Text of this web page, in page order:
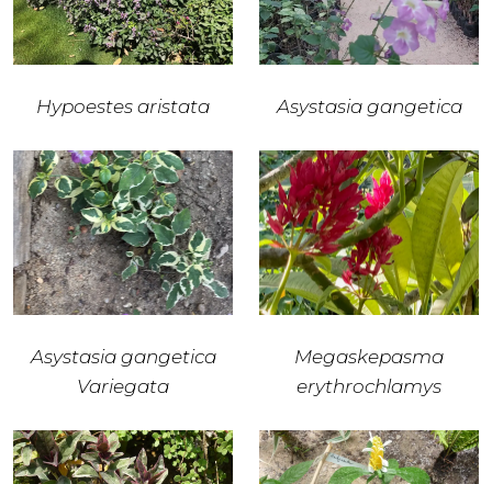
Hypoestes aristata Asystasia gangetica
Asystasia gangetica
Variegata
Megaskepasma
erythrochlamys